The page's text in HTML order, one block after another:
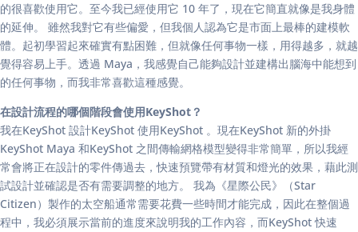
的很喜歡使用它。至今我已經使用它 10 年了，現在它簡直就像是我身體
的延伸。 雖然我對它有些偏愛，但我個人認為它是市面上最棒的建模軟
體。起初學習起來確實有點困難，但就像任何事物一樣，用得越多，就越
覺得容易上手。透過 Maya，我感覺自己能夠設計並建構出腦海中能想到
的任何事物，而我非常喜歡這種感覺。
在設計流程的哪個階段會使用KeyShot？
我在KeyShot 設計KeyShot 使用KeyShot 。現在KeyShot 新的外掛
KeyShot Maya 和KeyShot 之間傳輸網格模型變得非常簡單，所以我經
常會將正在設計的零件傳過去，快速預覽帶有材質和燈光的效果，藉此測
試設計並確認是否有需要調整的地方。 我為《星際公民》（Star
Citizen）製作的太空船通常需要花費一些時間才能完成，因此在整個過
程中，我必須展示當前的進度來說明我的工作內容，而KeyShot 快速